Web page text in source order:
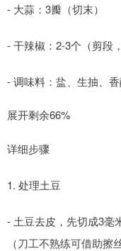
- 大蒜：3瓣（切末）
- 干辣椒：2-3个（剪段
- 调味料：盐、生抽、
展开剩余66%
详细步骤
1. 处理土豆
- 土豆去皮，先切成3毫
（刀工不熟练可借助擦